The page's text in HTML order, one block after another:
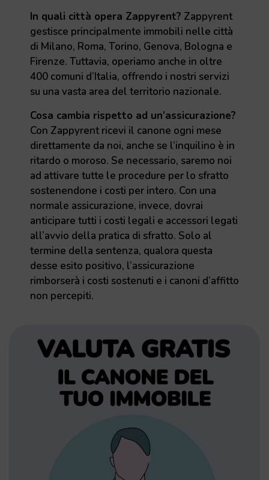
In quali città opera Zappyrent? Zappyrent
gestisce principalmente immobili nelle città
di Milano, Roma, Torino, Genova, Bologna e
Firenze. Tuttavia, operiamo anche in oltre
400 comuni d’Italia, offrendo i nostri servizi
su una vasta area del territorio nazionale.
Cosa cambia rispetto ad un’assicurazione?
Con Zappyrent ricevi il canone ogni mese
direttamente da noi, anche se l’inquilino è in
ritardo o moroso. Se necessario, saremo noi
ad attivare tutte le procedure per lo sfratto
sostenendone i costi per intero. Con una
normale assicurazione, invece, dovrai
anticipare tutti i costi legali e accessori legati
all’avvio della pratica di sfratto. Solo al
termine della sentenza, qualora questa
desse esito positivo, l’assicurazione
rimborserà i costi sostenuti e i canoni d’affitto
non percepiti.